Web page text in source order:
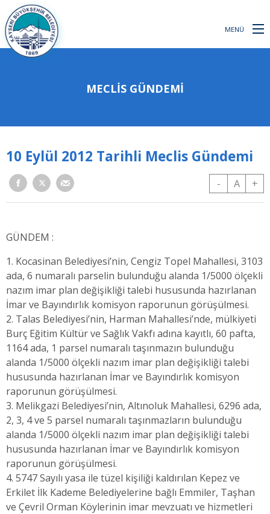
MENÜ
MECLİS GÜNDEMİ
10 Eylül 2012 Tarihli Meclis Gündemi
- A +
GÜNDEM :
1. Kocasinan Belediyesi’nin, Cengiz Topel Mahallesi, 3103
ada, 6 numaralı parselin bulunduğu alanda 1/5000 ölçekli
nazım imar plan değişikliği talebi hususunda hazırlanan
İmar ve Bayındırlık komisyon raporunun görüşülmesi.
2. Talas Belediyesi’nin, Harman Mahallesi’nde, mülkiyeti
Burç Eğitim Kültür ve Sağlık Vakfı adına kayıtlı, 60 pafta,
1164 ada, 1 parsel numaralı taşınmazın bulunduğu
alanda 1/5000 ölçekli nazım imar plan değişikliği talebi
hususunda hazırlanan İmar ve Bayındırlık komisyon
raporunun görüşülmesi.
3. Melikgazi Belediyesi’nin, Altınoluk Mahallesi, 6296 ada,
2, 3, 4 ve 5 parsel numaralı taşınmazların bulunduğu
alanda 1/5000 ölçekli nazım imar plan değişikliği talebi
hususunda hazırlanan İmar ve Bayındırlık komisyon
raporunun görüşülmesi.
4. 5747 Sayılı yasa ile tüzel kişiliği kaldırılan Kepez ve
Erkilet İlk Kademe Belediyelerine bağlı Emmiler, Taşhan
ve Çevril Orman Köylerinin imar mevzuatı ve hizmetleri